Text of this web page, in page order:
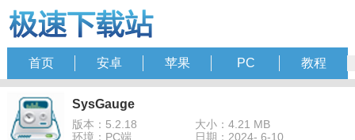
首页 安卓 苹果 PC 教程
SysGauge
版本：5.2.18
大小：4.21 MB
环境：PC端
日期：2024- 6-10